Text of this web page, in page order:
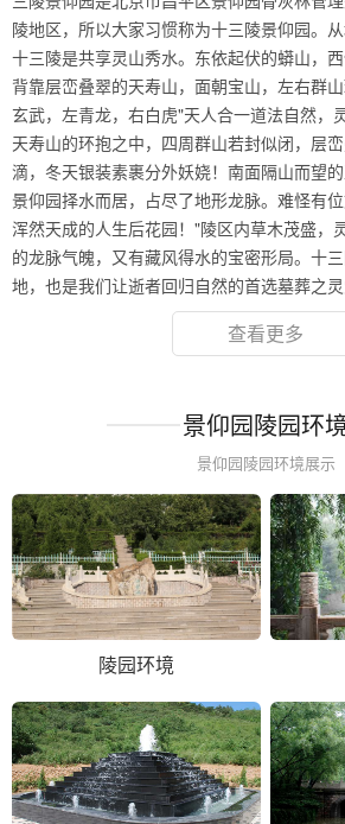
陵地区，所以大家习惯称为十三陵景仰园。
十三陵是共享灵山秀水。东依起伏的蟒山，西
背靠层峦叠翠的天寿山，面朝宝山，左右群
玄武，左青龙，右白虎"天人合一道法自然，
天寿山的环抱之中，四周群山若封似闭，层
滴，冬天银装素裹分外妖娆！南面隔山而望
景仰园择水而居，占尽了地形龙脉。难怪有
浑然天成的人生后花园！"陵区内草木茂盛，
的龙脉气魄，又有藏风得水的宝密形局。十
地，也是我们让逝者回归自然的首选墓葬之灵
查看更多
景仰园陵园环
景仰园陵园环境展示
陵园环境